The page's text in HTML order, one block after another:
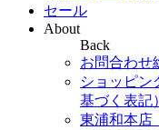
セール
About
Back
お問合わせ
ショッピン
基づく表記）
東浦和本店